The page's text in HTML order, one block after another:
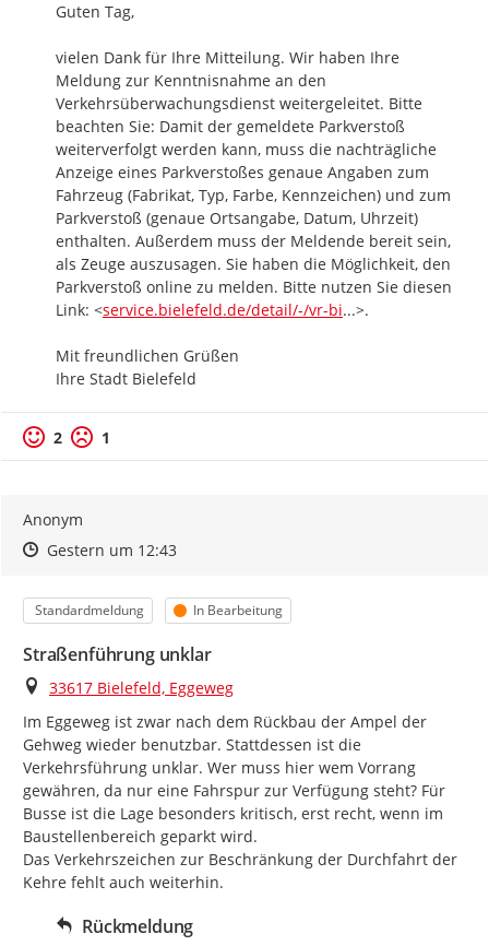
Guten Tag,
vielen Dank für Ihre Mitteilung. Wir haben Ihre
Meldung zur Kenntnisnahme an den
Verkehrsüberwachungsdienst weitergeleitet. Bitte
beachten Sie: Damit der gemeldete Parkverstoß
weiterverfolgt werden kann, muss die nachträgliche
Anzeige eines Parkverstoßes genaue Angaben zum
Fahrzeug (Fabrikat, Typ, Farbe, Kennzeichen) und zum
Parkverstoß (genaue Ortsangabe, Datum, Uhrzeit)
enthalten. Außerdem muss der Meldende bereit sein,
als Zeuge auszusagen. Sie haben die Möglichkeit, den
Parkverstoß online zu melden. Bitte nutzen Sie diesen
Link: <https://
service.bielefeld.de/detail/-/vr-bis-detail/
...>.
Mit freundlichen Grüßen
Ihre Stadt Bielefeld
2 1
Anonym
Zeitpunkt des Erstellens
Zeitpunkt des Erstellens
Gestern um 12:43Zur Äußerung
Kategorie
Standardmeldung Status
In Bearbeitung
Straßenführung unklar
Ort
33617 Bielefeld, Eggeweg
Im Eggeweg ist zwar nach dem Rückbau der Ampel der
Gehweg wieder benutzbar. Stattdessen ist die
Verkehrsführung unklar. Wer muss hier wem Vorrang
gewähren, da nur eine Fahrspur zur Verfügung steht? Für
Busse ist die Lage besonders kritisch, erst recht, wenn im
Baustellenbereich geparkt wird.
Das Verkehrszeichen zur Beschränkung der Durchfahrt der
Kehre fehlt auch weiterhin.
Rückmeldung